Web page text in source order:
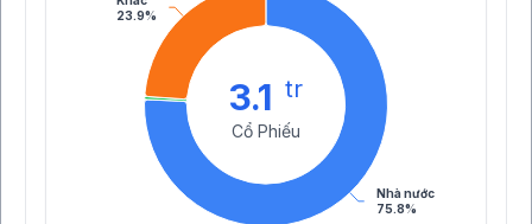
Nhà nước
75.8%
23.9%
3.1 tr
Cổ Phiếu